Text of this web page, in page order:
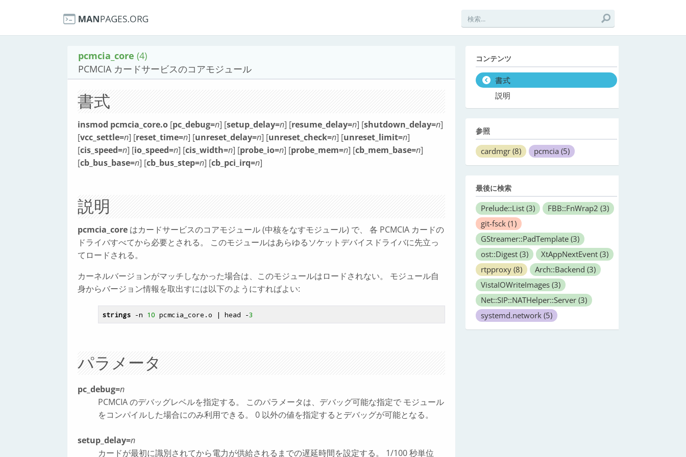
pcmcia_core (4)
PCMCIA カードサービスのコアモジュール
書式
insmod pcmcia_core.o [pc_debug=n] [setup_delay=n] [resume_delay=n] [shutdown_delay=n]
[vcc_settle=n] [reset_time=n] [unreset_delay=n] [unreset_check=n] [unreset_limit=n]
[cis_speed=n] [io_speed=n] [cis_width=n] [probe_io=n] [probe_mem=n] [cb_mem_base=n]
[cb_bus_base=n] [cb_bus_step=n] [cb_pci_irq=n]
説明
pcmcia_core はカードサービスのコアモジュール (中核をなすモジュール) で、 各 PCMCIA カードの
ドライバすべてから必要とされる。 このモジュールはあらゆるソケットデバイスドライバに先立っ
てロードされる。
カーネルバージョンがマッチしなかった場合は、このモジュールはロードされない。 モジュール自
身からバージョン情報を取出すには以下のようにすればよい:
strings -n 10 pcmcia_core.o | head -3
パラメータ
pc_debug=n
PCMCIA のデバッグレベルを指定する。 このパラメータは、デバッグ可能な指定で モジュール
をコンパイルした場合にのみ利用できる。 0 以外の値を指定するとデバッグが可能となる。
setup_delay=n
カードが最初に識別されてから電力が供給されるまでの遅延時間を設定する。 1/100 秒単位
コンテンツ
書式
説明
参照
cardmgr (8) pcmcia (5)
最後に検索
Prelude::List (3) FBB::FnWrap2 (3)
git-fsck (1)
GStreamer::PadTemplate (3)
ost::Digest (3) XtAppNextEvent (3)
rtpproxy (8) Arch::Backend (3)
VistaIOWriteImages (3)
Net::SIP::NATHelper::Server (3)
systemd.network (5)